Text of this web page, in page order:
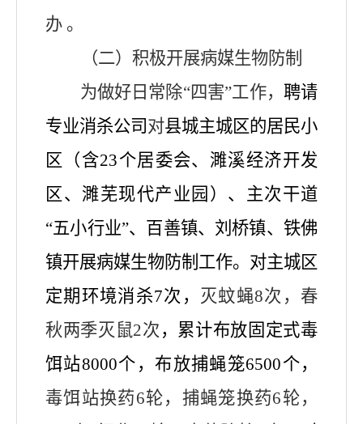
办 。
（二） 积极开展病媒生物防制
为做好日常除“四害”工作， 聘请
专业消杀公司对县城主城区的居民小
区（含23个居委会、濉溪经济开发
区、濉芜现代产业园） 、主次干道
“五小行业”、百善镇、刘桥镇、铁佛
镇开展病媒生物防制工作。对主城区
定期环境消杀7次， 灭蚊蝇8次，春
秋两季灭鼠2次 ，累计布放固定式毒
饵站8000个，布放捕蝇笼6500个，
毒饵站换药6轮，捕蝇笼换药6轮，